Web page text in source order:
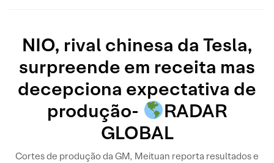
NIO, rival chinesa da Tesla,
surpreende em receita mas
decepciona expectativa de
produção-
RADAR
GLOBAL
Cortes de produção da GM, Meituan reporta resultados e